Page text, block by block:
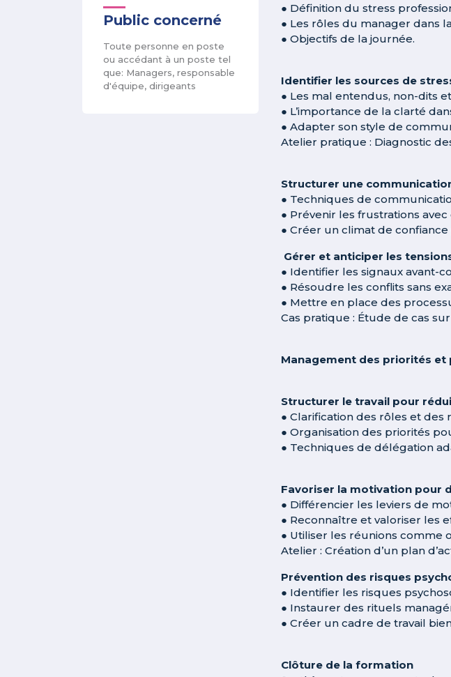
Public concerné
Toute personne en poste
ou accédant à un poste tel
que: Managers, responsable
d'équipe, dirigeants
● Définition du stress
● Les rôles du manager dans
● Objectifs de la journée.
Identifier les sources de
● Les mal entendus, non-dits
● L’importance de la clarté
● Adapter son style de
Atelier pratique : Diagnostic
Structurer une
● Techniques de
● Prévenir les frustrations
● Créer un climat de
Gérer et anticiper les
● Identifier les signaux avant-
● Résoudre les conflits sans
● Mettre en place des
Cas pratique : Étude de cas
Management des priorités
Structurer le travail pour
● Clarification des rôles et des
● Organisation des priorités
● Techniques de délégation
Favoriser la motivation pour
● Différencier les leviers de
● Reconnaître et valoriser les
● Utiliser les réunions comme
Atelier : Création d’un plan
Prévention des risques
● Identifier les risques
● Instaurer des rituels
● Créer un cadre de travail
Clôture de la formation